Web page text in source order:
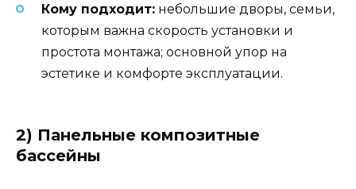
Кому подходит: небольшие дворы, семьи,
которым важна скорость установки и
простота монтажа; основной упор на
эстетике и комфорте эксплуатации.
2) Панельные композитные
бассейны